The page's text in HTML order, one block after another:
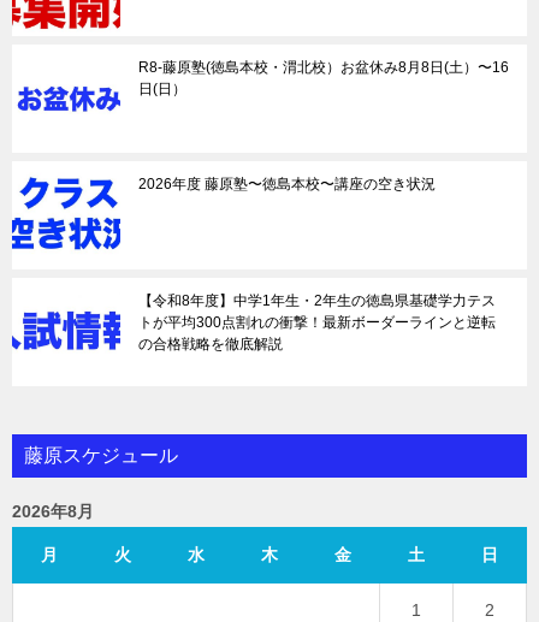
R8-藤原塾(徳島本校・渭北校）お盆休み8月8日(土）〜16
日(日）
2026年度 藤原塾〜徳島本校〜講座の空き状況
【令和8年度】中学1年生・2年生の徳島県基礎学力テス
トが平均300点割れの衝撃！最新ボーダーラインと逆転
の合格戦略を徹底解説
藤原スケジュール
2026年8月
月 火 水 木 金 土 日
1 2